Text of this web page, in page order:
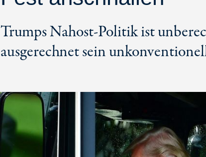
Trumps Nahost-Politik ist
ausgerechnet sein